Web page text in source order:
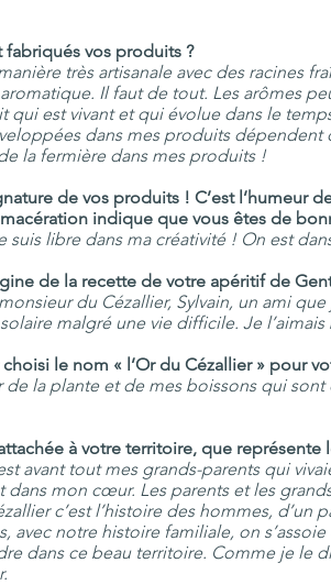
vos produits ?
très artisanale avec des racines
Il faut de tout. Les arômes
qui est vivant et qui évolue dans le
dans mes produits
la fermière dans mes produits !
de vos produits ! C’est l’humeur
indique que vous êtes de
suis libre dans ma créativité ! On est
de la recette de votre apéritif de
du Cézallier, Sylvain, un ami
malgré une vie difficile. Je
le nom « l’Or du Cézallier » pour
de la plante et de mes boissons qui sont
à votre territoire, que représente
avant tout mes grands-parents qui
dans mon cœur. Les parents et les
c’est l’histoire des hommes,
avec notre histoire familiale, on
dans ce beau territoire. Comme je le